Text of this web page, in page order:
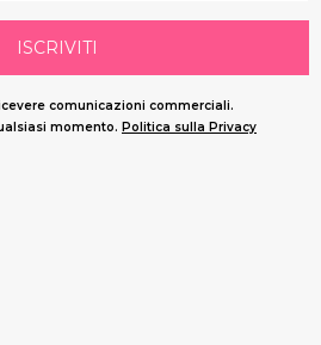
ISCRIVITI
comunicazioni commerciali.
momento. Politica sulla Privacy